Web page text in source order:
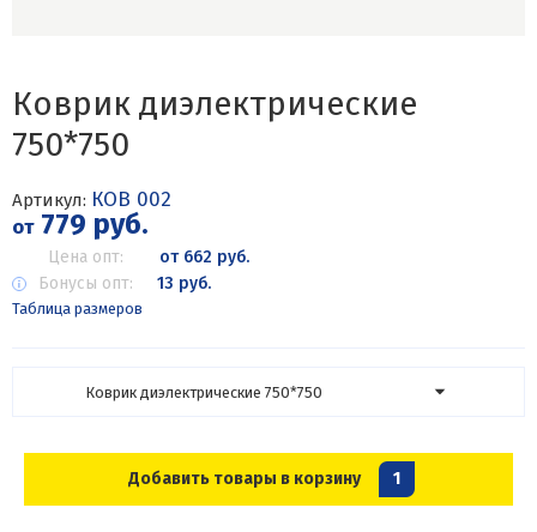
Коврик диэлектрические
750*750
Артикул: КОВ 002
от779 руб.
Цена опт:
от 662 руб.
Бонусы опт:
13 руб.
Таблица размеров
Коврик диэлектрические 750*750
Добавить товары в корзину 1